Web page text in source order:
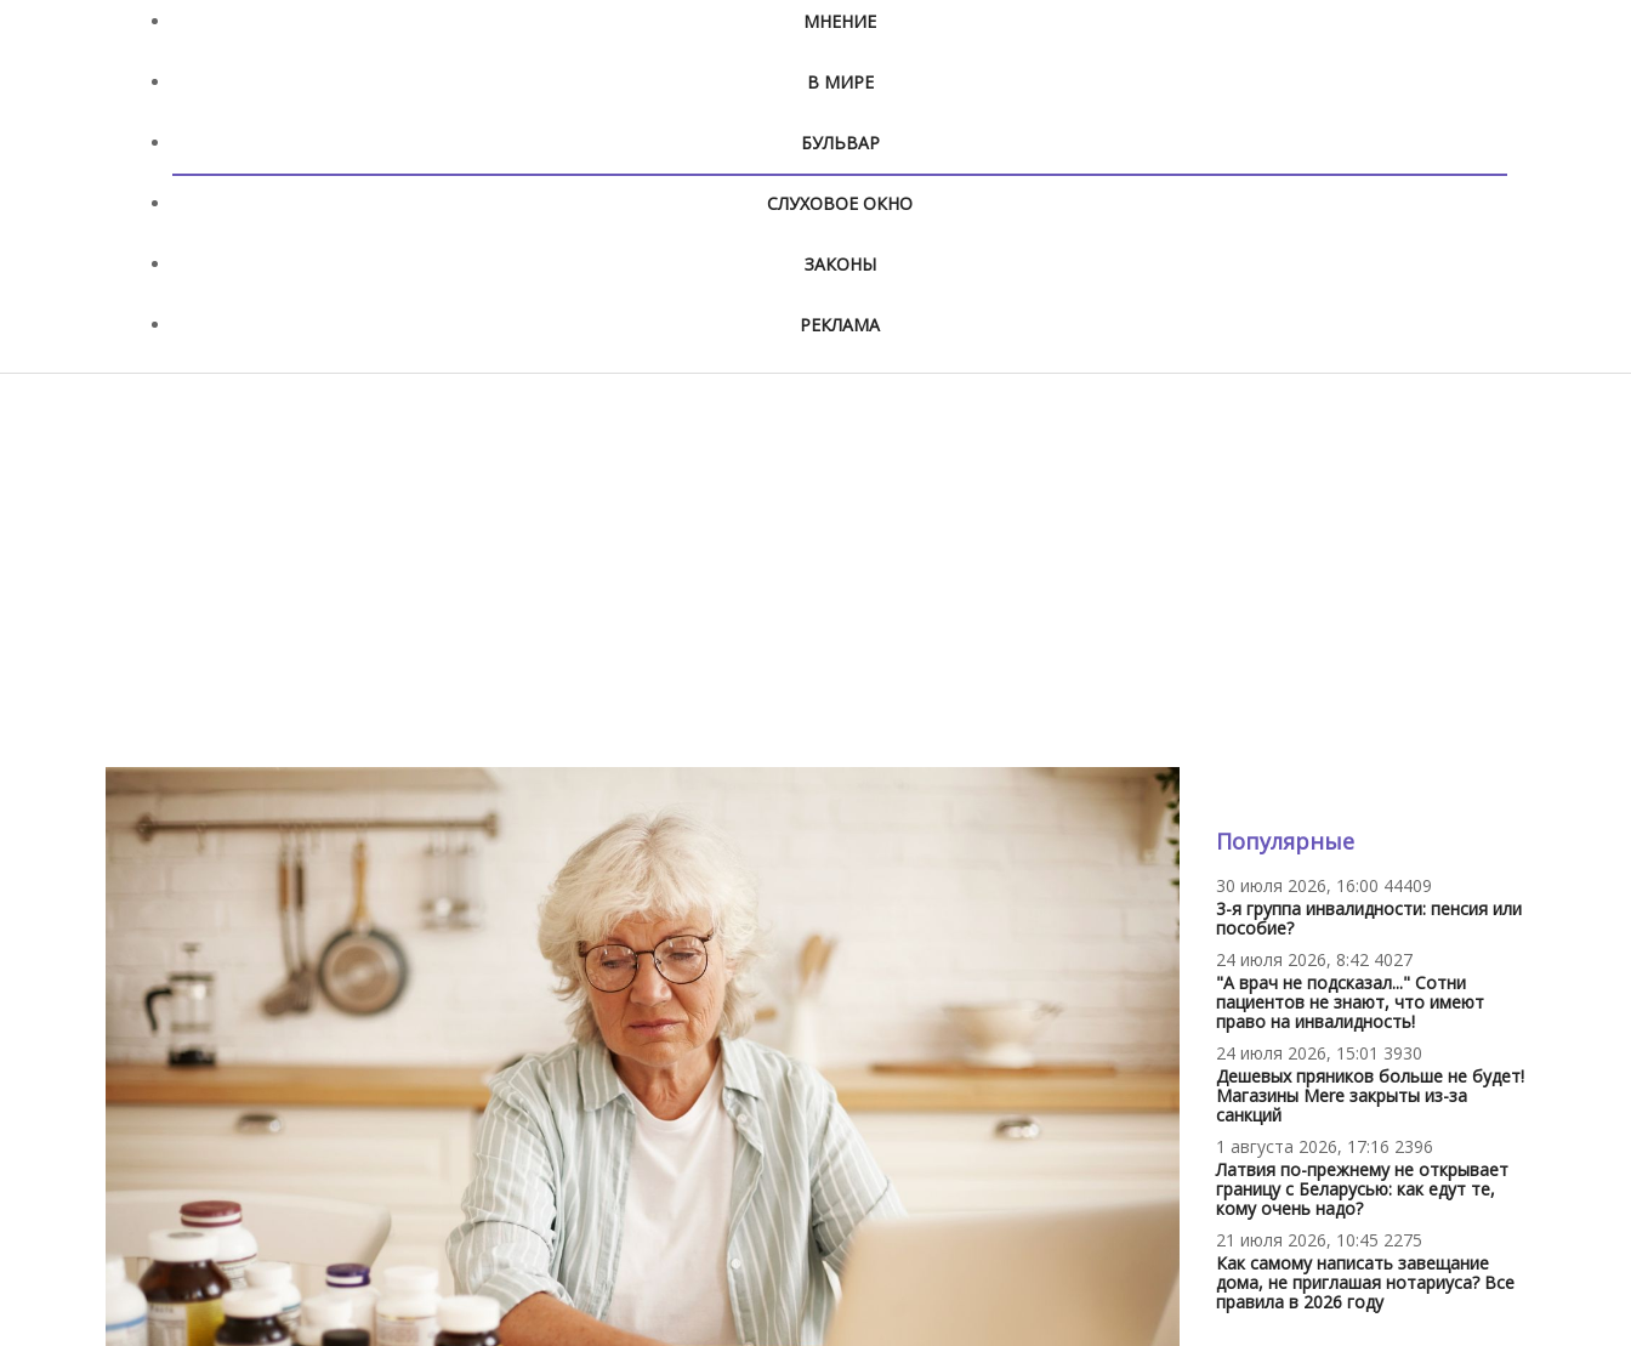
МНЕНИЕ
В МИРЕ
БУЛЬВАР
СЛУХОВОЕ ОКНО
ЗАКОНЫ
РЕКЛАМА
Популярные
30 июля 2026, 16:00 44409
3-я группа инвалидности: пенсия или
пособие?
24 июля 2026, 8:42 4027
"А врач не подсказал..." Сотни
пациентов не знают, что имеют
право на инвалидность!
24 июля 2026, 15:01 3930
Дешевых пряников больше не будет!
Магазины Mere закрыты из-за
санкций
1 августа 2026, 17:16 2396
Латвия по-прежнему не открывает
границу с Беларусью: как едут те,
кому очень надо?
21 июля 2026, 10:45 2275
Как самому написать завещание
дома, не приглашая нотариуса? Все
правила в 2026 году